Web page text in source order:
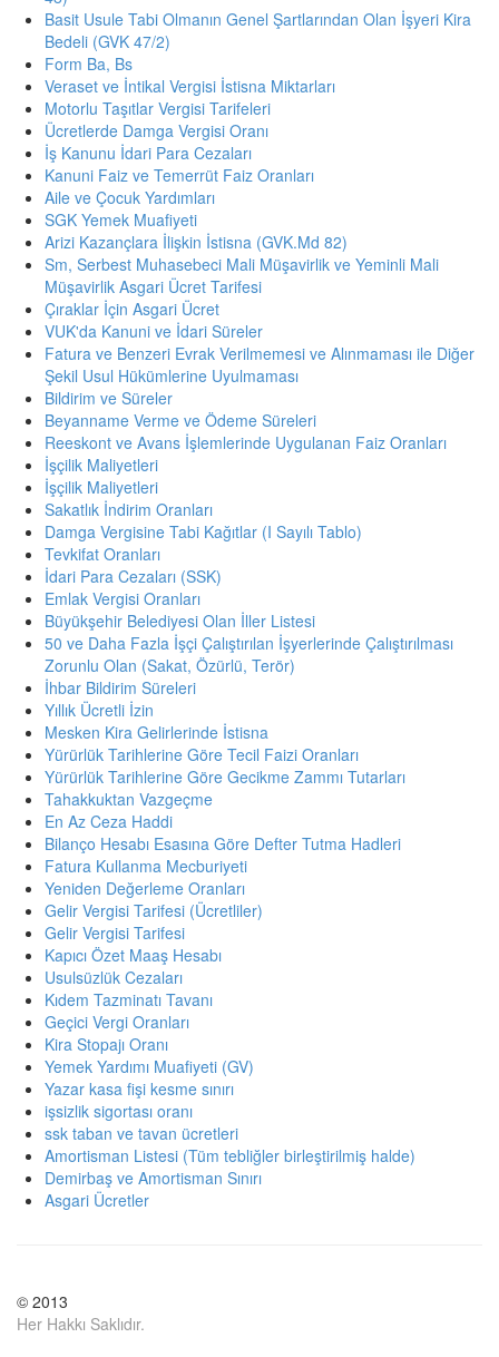
Basit Usule Tabi Olmanın Genel Şartlarından Olan İşyeri Kira
Bedeli (GVK 47/2)
Form Ba, Bs
Veraset ve İntikal Vergisi İstisna Miktarları
Motorlu Taşıtlar Vergisi Tarifeleri
Ücretlerde Damga Vergisi Oranı
İş Kanunu İdari Para Cezaları
Kanuni Faiz ve Temerrüt Faiz Oranları
Aile ve Çocuk Yardımları
SGK Yemek Muafiyeti
Arizi Kazançlara İlişkin İstisna (GVK.Md 82)
Sm, Serbest Muhasebeci Mali Müşavirlik ve Yeminli Mali
Müşavirlik Asgari Ücret Tarifesi
Çıraklar İçin Asgari Ücret
VUK'da Kanuni ve İdari Süreler
Fatura ve Benzeri Evrak Verilmemesi ve Alınmaması ile Diğer
Şekil Usul Hükümlerine Uyulmaması
Bildirim ve Süreler
Beyanname Verme ve Ödeme Süreleri
Reeskont ve Avans İşlemlerinde Uygulanan Faiz Oranları
İşçilik Maliyetleri
İşçilik Maliyetleri
Sakatlık İndirim Oranları
Damga Vergisine Tabi Kağıtlar (I Sayılı Tablo)
Tevkifat Oranları
İdari Para Cezaları (SSK)
Emlak Vergisi Oranları
Büyükşehir Belediyesi Olan İller Listesi
50 ve Daha Fazla İşçi Çalıştırılan İşyerlerinde Çalıştırılması
Zorunlu Olan (Sakat, Özürlü, Terör)
İhbar Bildirim Süreleri
Yıllık Ücretli İzin
Mesken Kira Gelirlerinde İstisna
Yürürlük Tarihlerine Göre Tecil Faizi Oranları
Yürürlük Tarihlerine Göre Gecikme Zammı Tutarları
Tahakkuktan Vazgeçme
En Az Ceza Haddi
Bilanço Hesabı Esasına Göre Defter Tutma Hadleri
Fatura Kullanma Mecburiyeti
Yeniden Değerleme Oranları
Gelir Vergisi Tarifesi (Ücretliler)
Gelir Vergisi Tarifesi
Kapıcı Özet Maaş Hesabı
Usulsüzlük Cezaları
Kıdem Tazminatı Tavanı
Geçici Vergi Oranları
Kira Stopajı Oranı
Yemek Yardımı Muafiyeti (GV)
Yazar kasa fişi kesme sınırı
işsizlik sigortası oranı
ssk taban ve tavan ücretleri
Amortisman Listesi (Tüm tebliğler birleştirilmiş halde)
Demirbaş ve Amortisman Sınırı
Asgari Ücretler
© 2013
Her Hakkı Saklıdır.